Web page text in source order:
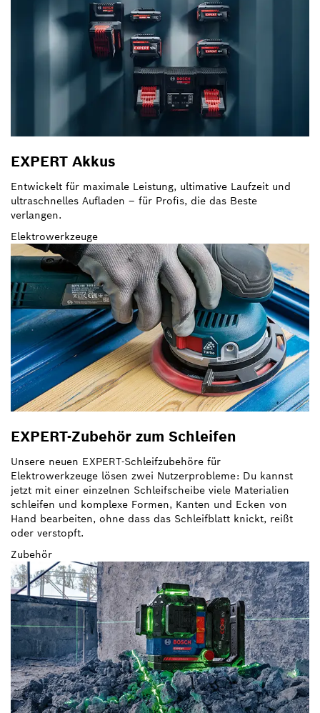
EXPERT Akkus
Entwickelt für maximale Leistung, ultimative Laufzeit und
ultraschnelles Aufladen – für Profis, die das Beste
verlangen.
Elektrowerkzeuge
EXPERT-Zubehör zum Schleifen
Unsere neuen EXPERT-Schleifzubehöre für
Elektrowerkzeuge lösen zwei Nutzerprobleme: Du kannst
jetzt mit einer einzelnen Schleifscheibe viele Materialien
schleifen und komplexe Formen, Kanten und Ecken von
Hand bearbeiten, ohne dass das Schleifblatt knickt, reißt
oder verstopft.
Zubehör